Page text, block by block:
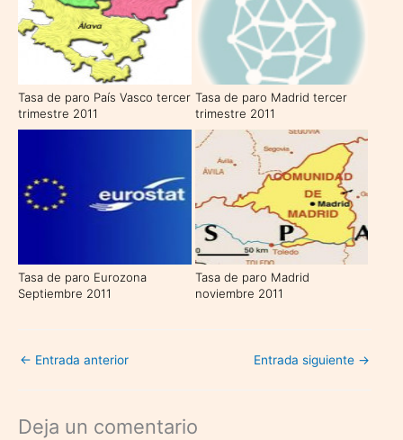
Tasa de paro País Vasco tercer
trimestre 2011
Tasa de paro Madrid tercer
trimestre 2011
Tasa de paro Eurozona
Septiembre 2011
Tasa de paro Madrid
noviembre 2011
← Entrada anterior Entrada siguiente →
Deja un comentario